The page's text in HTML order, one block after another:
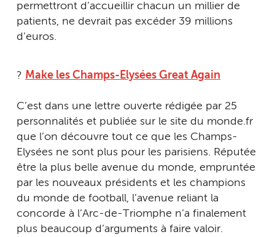
permettront d’accueillir chacun un millier de
patients, ne devrait pas excéder 39 millions
d’euros.
? Make les Champs-Elysées Great Again
C’est dans une lettre ouverte rédigée par 25
personnalités et publiée sur le site du monde.fr
que l’on découvre tout ce que les Champs-
Elysées ne sont plus pour les parisiens. Réputée
être la plus belle avenue du monde, empruntée
par les nouveaux présidents et les champions
du monde de football, l’avenue reliant la
concorde à l’Arc-de-Triomphe n’a finalement
plus beaucoup d’arguments à faire valoir.